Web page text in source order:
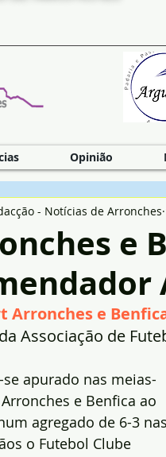
Opinião
e
- Notícias de Arronches
Arronches e
Associação de
apurado nas meias-
e Benfica ao
agregado de 6-3 nas
o Futebol Clube